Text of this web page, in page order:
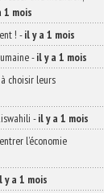
1 mois
! -il y a 1 mois
-il y a 1 mois
choisir leurs
-il y a 1 mois
l’économie
y a 1 mois